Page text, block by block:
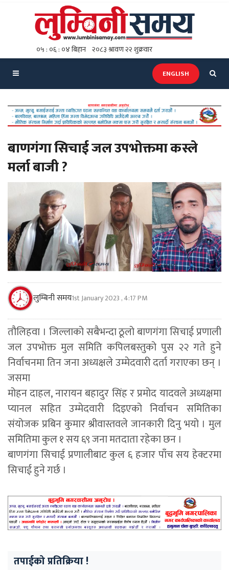
ENGLISH
बाणगंगा सिचाई जल उपभोक्तमा कस्ले
मर्ला बाजी ?
लुम्बिनी समय1st January 2023 , 4:17 PM
तौलिहवा । जिल्लाको सबैभन्दा ठूलो बाणगंगा सिचाई प्रणाली
जल उपभोक्त मुल समिति कपिलबस्तुको पुस २२ गते हुने
निर्वाचनमा तिन जना अध्यक्षले उम्मेदवारी दर्ता गराएका छन् ।
जसमा
मोहन दाहल, नारायन बहादुर सिंह र प्रमोद यादवले अध्यक्षमा
प्यानल सहित उम्मेदवारी दिइएको निर्वाचन समितिका
संयोजक प्रबिन कुमार श्रीवास्तवले जानकारी दिनु भयो । मुल
समितिमा कुल १ सय ६९ जना मतदाता रहेका छन ।
बाणगंगा सिचाई प्रणालीबाट कुल ६ हजार पाँच सय हेक्टरमा
सिचाई हुने गर्छ ।
तपाईको प्रतिक्रिया !